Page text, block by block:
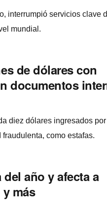
interrumpió servicios clave
mundial.
de dólares con
documentos
diez dólares ingresados
como estafas.
año y afecta a
más